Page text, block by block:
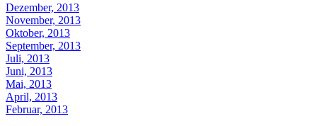
Dezember, 2013
November, 2013
Oktober, 2013
September, 2013
Juli, 2013
Juni, 2013
Mai, 2013
April, 2013
Februar, 2013